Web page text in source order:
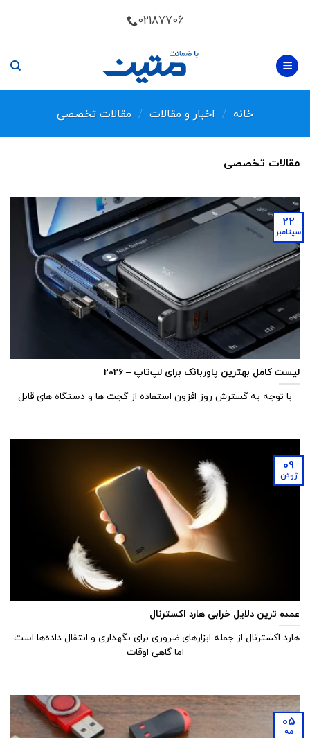
02187706
خانه / اخبار و مقالات / مقالات تخصصی
مقالات تخصصی
لیست کامل بهترین پاوربانک‌ برای لپ‌تاپ – 202۶
با توجه به گسترش روز افزون استفاده از گجت ها و دستگاه های قابل
22
سپتامبر
عمده ترین دلایل خرابی هارد اکسترنال
هارد اکسترنال از جمله ابزارهای ضروری برای نگهداری و انتقال داده‌ها است.
اما گاهی اوقات
09
ژوئن
05
مه